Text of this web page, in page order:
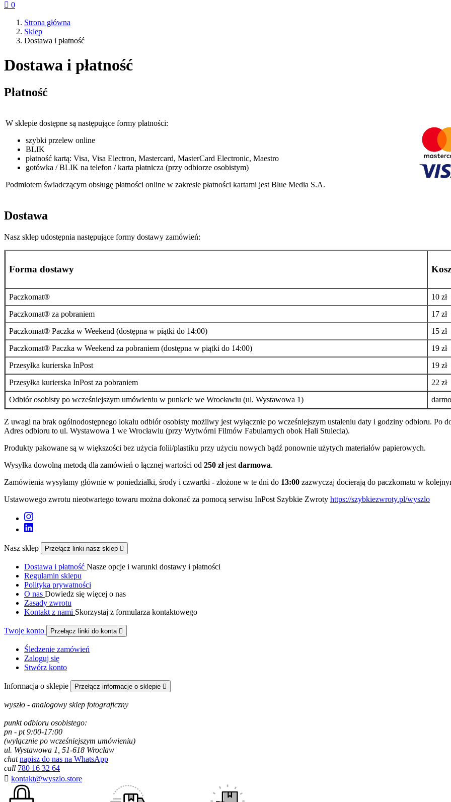
 0
Strona główna
Sklep
Dostawa i płatność
Dostawa i płatność
Płatność
W sklepie dostępne są następujące formy płatności:
szybki przelew online
BLIK
płatność kartą: Visa, Visa Electron, Mastercard, MasterCard Electronic, Maestro
gotówka / BLIK na telefon / karta płatnicza (przy odbiorze osobistym)
Podmiotem świadczącym obsługę płatności online w zakresie płatności kartami jest Blue Media S.A.
Dostawa
Nasz sklep udostępnia następujące formy dostawy zamówień:
Forma dostawy
Paczkomat®
10 zł
Paczkomat® za pobraniem
17 zł
Paczkomat® Paczka w Weekend (dostępna w piątki do 14:00)
15 zł
Paczkomat® Paczka w Weekend za pobraniem (dostępna w piątki do 14:00)
19 zł
Przesyłka kurierska InPost
19 zł
Przesyłka kurierska InPost za pobraniem
22 zł
Odbiór osobisty po wcześniejszym umówieniu w punkcie we Wrocławiu (ul. Wystawowa 1)
Z uwagi na brak ogólnodostępnego lokalu odbiór osobisty możliwy jest wyłącznie po wcześniejszym ustaleniu daty i godziny odbioru. Po
Adres odbioru to ul. Wystawowa 1 we Wrocławiu (przy Wytwórni Filmów Fabularnych obok Hali Stulecia).
Produkty pakowane są w większości bez użycia folii/plastiku przy użyciu nowych bądź ponownie użytych materiałów papierowych.
Wysyłka dowolną metodą dla zamówień o łącznej wartości od 250 złjest darmowa.
Zamówienia wysyłamy głównie w poniedziałki, środy i czwartki - złożone w te dni do 13:00 zazwyczaj docierają do paczkomatu w
Ustawowego zwrotu nieotwartego towaru można dokonać za pomocą serwisu InPost Szybkie Zwroty https://szybkiezwroty.pl/wyszlo
Nasz sklep Przełącz linki nasz sklep 
Dostawa i płatność Nasze opcje i warunki dostawy i płatności
Regulamin sklepu
Polityka prywatności
O nas Dowiedz się więcej o nas
Zasady zwrotu
Kontakt z nami Skorzystaj z formularza kontaktowego
Twoje konto Przełącz linki do konta 
Śledzenie zamówień
Zaloguj się
Stwórz konto
Informacja o sklepie Przełącz informacje o sklepie 
wyszło - analogowy sklep fotograficzny
punkt odbioru osobistego:
pn - pt 9:00-17:00
(wyłącznie po wcześniejszym umówieniu)
ul. Wystawowa 1, 51-618 Wrocław
chat napisz do nas na WhatsApp
call 780 16 32 64
 kontakt@wyszlo.store